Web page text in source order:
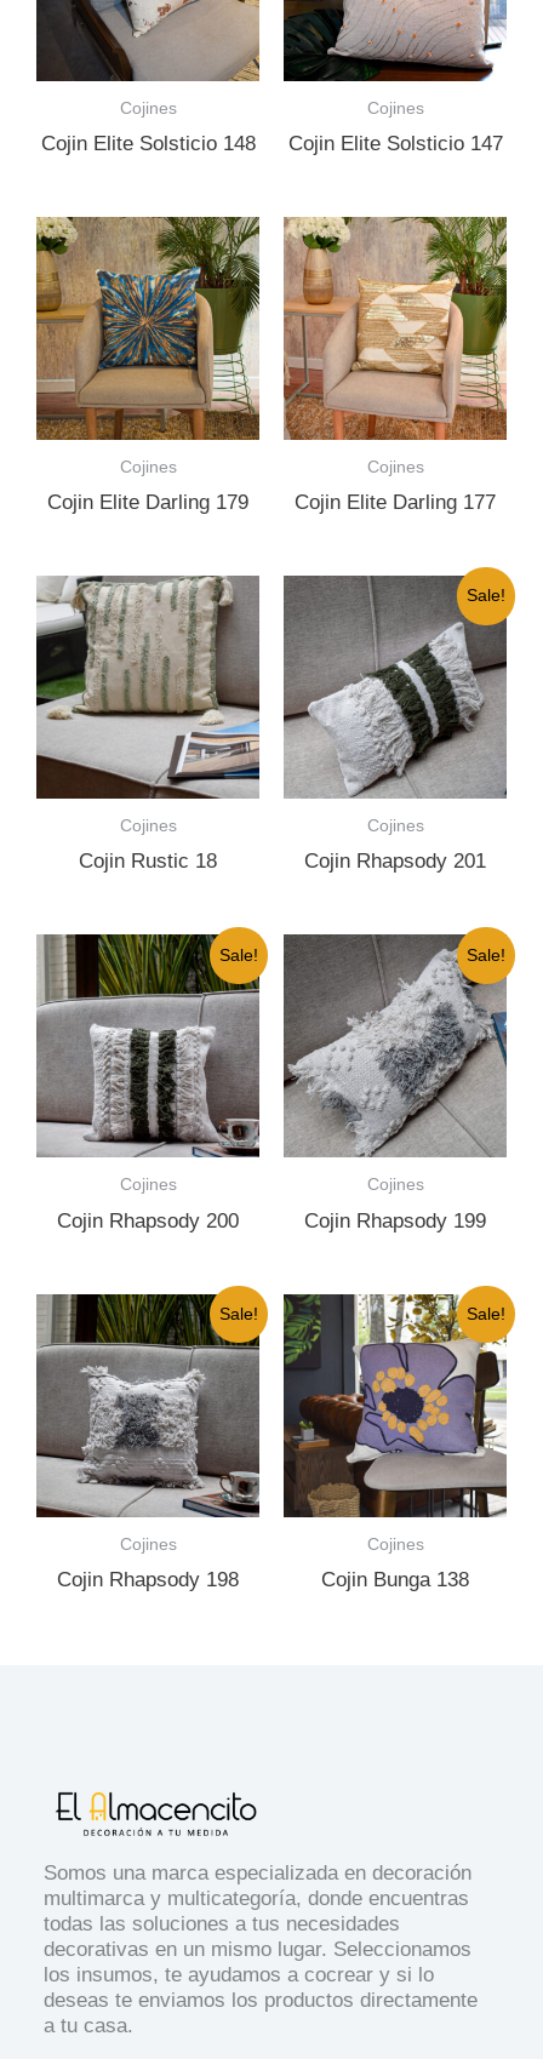
Cojines
Cojin Elite Solsticio 148
Cojines
Cojin Elite Solsticio 147
Cojines
Cojin Elite Darling 179
Cojines
Cojin Elite Darling 177
Cojines
Cojin Rustic 18
Sale!
Cojines
Cojin Rhapsody 201
Sale!
Cojines
Cojin Rhapsody 200
Sale!
Cojines
Cojin Rhapsody 199
Sale!
Cojines
Cojin Rhapsody 198
Sale!
Cojines
Cojin Bunga 138
Somos una marca especializada en decoración
multimarca y multicategoría, donde encuentras
todas las soluciones a tus necesidades
decorativas en un mismo lugar. Seleccionamos
los insumos, te ayudamos a cocrear y si lo
deseas te enviamos los productos directamente
a tu casa.